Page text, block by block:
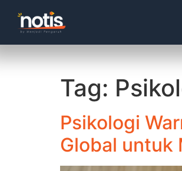
Tag:
Psikologi
Global untuk